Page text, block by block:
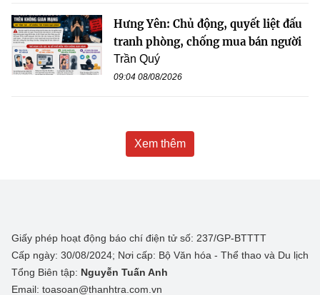
Hưng Yên: Chủ động, quyết liệt đấu
tranh phòng, chống mua bán người
Trần Quý
09:04 08/08/2026
Xem thêm
Giấy phép hoạt động báo chí điện tử số: 237/GP-BTTTT
Cấp ngày: 30/08/2024; Nơi cấp: Bộ Văn hóa - Thể thao và Du lịch
Tổng Biên tập: Nguyễn Tuấn Anh
Email: toasoan@thanhtra.com.vn